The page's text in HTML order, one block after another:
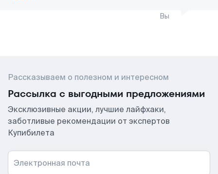
Вы
Рассказываем о полезном и интересном
Рассылка с выгодными предложениями
Эксклюзивные акции, лучшие лайфхаки,
заботливые рекомендации от экспертов
Купибилета
Электронная почта